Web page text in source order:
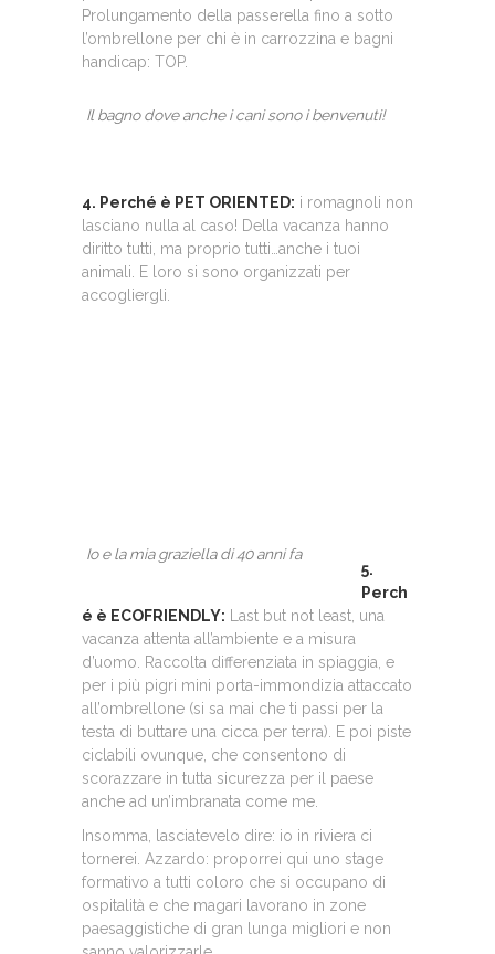
Prolungamento della passerella fino a sotto
l’ombrellone per chi è in carrozzina e bagni
handicap: TOP.
Il bagno dove anche i cani sono i benvenuti!
4. Perché è PET ORIENTED: i romagnoli non
lasciano nulla al caso! Della vacanza hanno
diritto tutti, ma proprio tutti…anche i tuoi
animali. E loro si sono organizzati per
accogliergli.
Io e la mia graziella di 40 anni fa
5.
Perch
é è ECOFRIENDLY: Last but not least, una
vacanza attenta all’ambiente e a misura
d’uomo. Raccolta differenziata in spiaggia, e
per i più pigri mini porta-immondizia attaccato
all’ombrellone (si sa mai che ti passi per la
testa di buttare una cicca per terra). E poi piste
ciclabili ovunque, che consentono di
scorazzare in tutta sicurezza per il paese
anche ad un’imbranata come me.
Insomma, lasciatevelo dire: io in riviera ci
tornerei. Azzardo: proporrei qui uno stage
formativo a tutti coloro che si occupano di
ospitalità e che magari lavorano in zone
paesaggistiche di gran lunga migliori e non